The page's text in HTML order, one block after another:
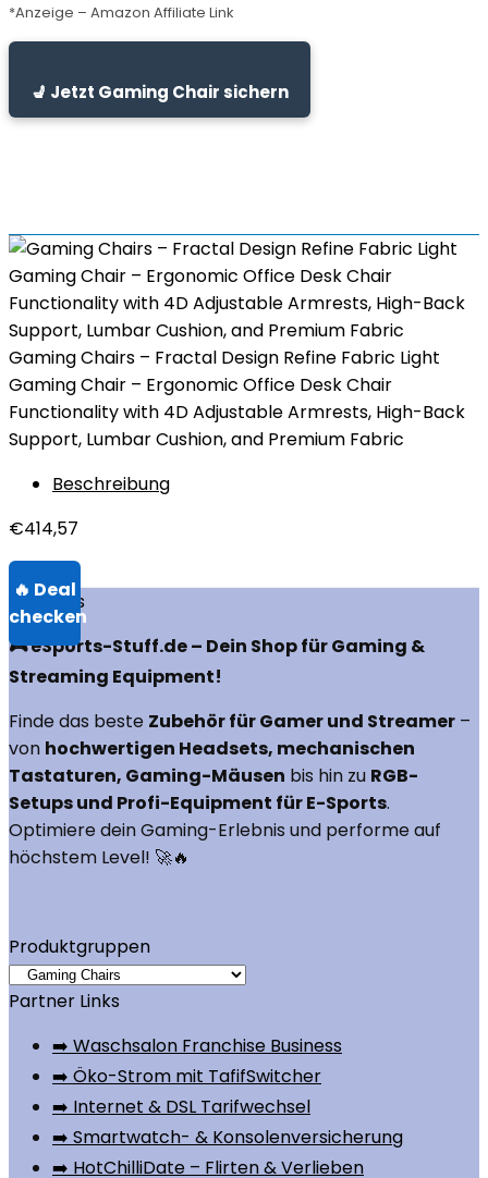
*Anzeige – Amazon Affiliate Link
💺 Jetzt Gaming Chair sichern
Gaming Chairs – Fractal Design Refine Fabric Light
Gaming Chair – Ergonomic Office Desk Chair
Functionality with 4D Adjustable Armrests, High-Back
Support, Lumbar Cushion, and Premium Fabric
Beschreibung
€414,57
Über uns
🎮 eSports-Stuff.de – Dein Shop für Gaming &
Streaming Equipment!
Finde das beste Zubehör für Gamer und Streamer –
von hochwertigen Headsets, mechanischen
Tastaturen, Gaming-Mäusen bis hin zu RGB-
Setups und Profi-Equipment für E-Sports.
Optimiere dein Gaming-Erlebnis und performe auf
höchstem Level! 🚀🔥
Produktgruppen
Partner Links
➡️ Waschsalon Franchise Business
➡️ Öko-Strom mit TafifSwitcher
➡️ Internet & DSL Tarifwechsel
➡️ Smartwatch- & Konsolenversicherung
➡️ HotChilliDate – Flirten & Verlieben